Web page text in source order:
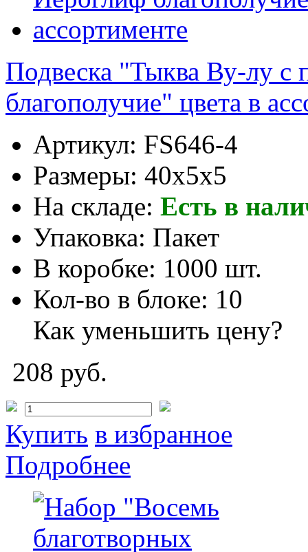
Подвеска "Тыква Ву-лу с
благополучие" цвета в
Артикул: FS646-4
Размеры: 40x5x5
На складе: Есть в
Упаковка: Пакет
В коробке: 1000 шт.
Кол-во в блоке: 10
Как уменьшить цену?
208 руб.
Купить в избранное
Подробнее